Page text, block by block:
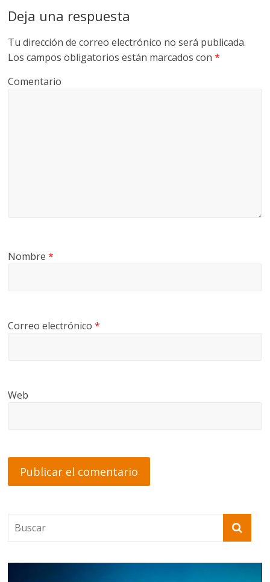
Deja una respuesta
Tu dirección de correo electrónico no será publicada.
Los campos obligatorios están marcados con*
Comentario
Nombre*
Correo electrónico*
Web